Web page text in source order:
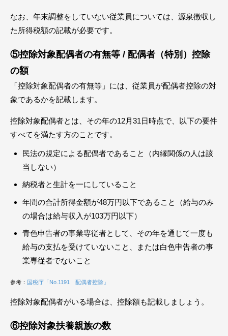
なお、年末調整をしていない従業員については、源泉徴収し
た所得税額の記載が必要です。
⑤控除対象配偶者の有無等 / 配偶者（特別）控除
の額
「控除対象配偶者の有無等」には、従業員が配偶者控除の対
象であるかを記載します。
控除対象配偶者とは、その年の12月31日時点で、以下の要件
すべてを満たす方のことです。
民法の規定による配偶者であること（内縁関係の人は該
当しない）
納税者と生計を一にしていること
年間の合計所得金額が48万円以下であること（給与のみ
の場合は給与収入が103万円以下）
青色申告者の事業専従者として、その年を通じて一度も
給与の支払を受けていないこと、または白色申告者の事
業専従者でないこと
参考： 国税庁「No.1191 配偶者控除」
控除対象配偶者がいる場合は、控除額も記載しましょう。
⑥控除対象扶養親族の数